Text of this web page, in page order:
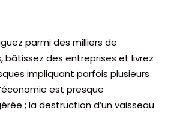
parmi des milliers de
bâtissez des entreprises et livrez
impliquant parfois plusieurs
est presque
; la destruction d’un vaisseau